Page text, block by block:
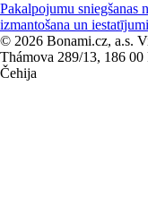
Pakalpojumu sniegšanas
izmantošana un iestatījumi
© 2026 Bonami.cz, a.s.
Thámova 289/13, 186 00
Čehija